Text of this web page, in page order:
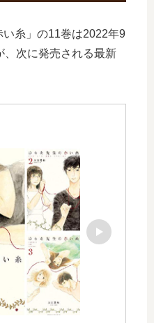
糸」の11巻は2022年9
、次に発売される最新